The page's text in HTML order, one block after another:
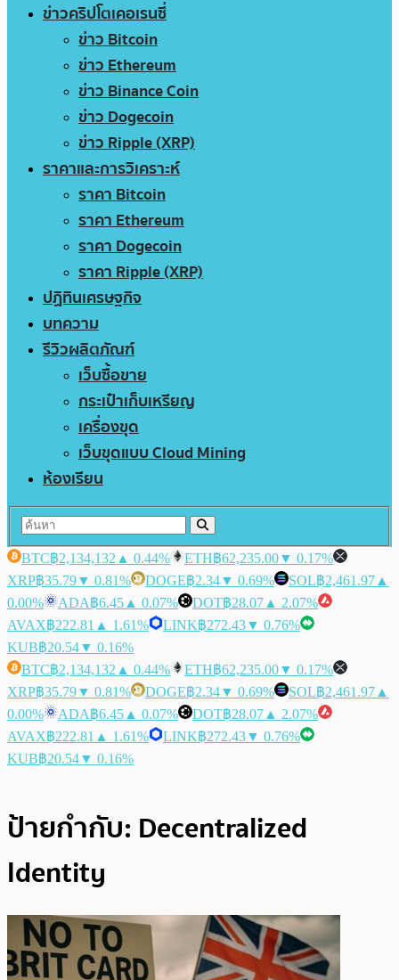
ข่าวคริปโตเคอเรนซี่
ข่าว Bitcoin
ข่าว Ethereum
ข่าว Binance Coin
ข่าว Dogecoin
ข่าว Ripple (XRP)
ราคาและการวิเคราะห์
ราคา Bitcoin
ราคา Ethereum
ราคา Dogecoin
ราคา Ripple (XRP)
ปฏิทินเศรษฐกิจ
บทความ
รีวิวผลิตภัณฑ์
เว็บซื้อขาย
กระเป๋าเก็บเหรียญ
เครื่องขุด
เว็บขุดแบบ Cloud Mining
ห้องเรียน
BTC฿2,134,132 ▲ 0.44% ETH฿62,235.00▼ 0.17%
XRP฿35.79▼ 0.81% DOGE฿2.34▼ 0.69% SOL฿2,461.97 ▲
0.00%
ADA฿6.45 ▲ 0.07% DOT฿28.07 ▲ 2.07%
AVAX฿222.81 ▲ 1.61% LINK฿272.43▼ 0.76%
KUB฿20.54▼ 0.16%
BTC฿2,134,132 ▲ 0.44% ETH฿62,235.00▼ 0.17%
XRP฿35.79▼ 0.81% DOGE฿2.34▼ 0.69% SOL฿2,461.97 ▲
0.00%
ADA฿6.45 ▲ 0.07% DOT฿28.07 ▲ 2.07%
AVAX฿222.81 ▲ 1.61% LINK฿272.43▼ 0.76%
KUB฿20.54▼ 0.16%
ป้ายกำกับ: Decentralized
Identity